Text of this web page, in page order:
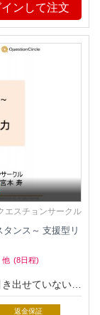
インして注文
エスチョンサークル
ンス～ 支援型リ
他 (8日程)
出せていない、
問力が弱いなど
その手段として
返金保証